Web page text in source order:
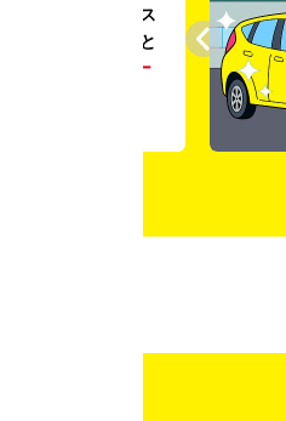
車内外の清
潔感を感じていただ